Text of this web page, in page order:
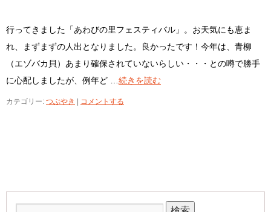
行ってきました「あわびの里フェスティバル」。お天気にも恵ま
れ、まずまずの人出となりました。良かったです！今年は、青柳
（エゾバカ貝）あまり確保されていないらしい・・・との噂で勝手
に心配しましたが、例年ど … 続きを読む
カテゴリー: つぶやき コメントする